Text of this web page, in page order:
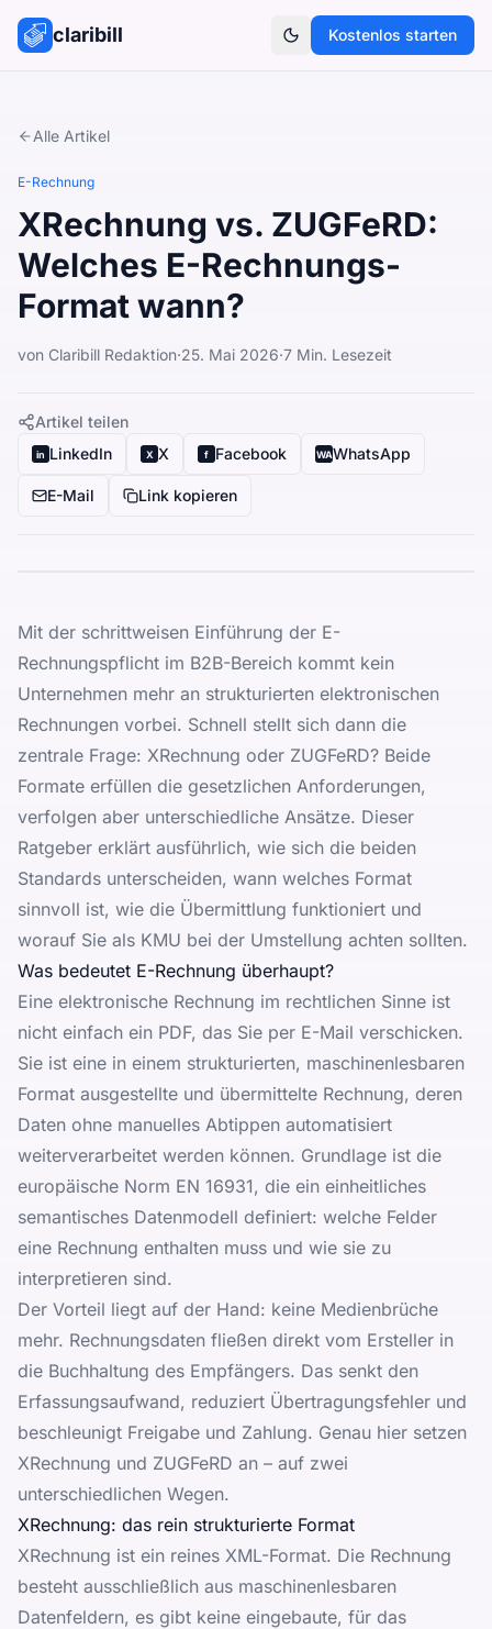
claribill Theme umschalten
Kostenlos starten
Alle Artikel
E-Rechnung
XRechnung vs. ZUGFeRD:
Welches E-Rechnungs-
Format wann?
von Claribill Redaktion·25. Mai 2026·7 Min. Lesezeit
Artikel teilen
in LinkedIn X X f Facebook WAWhatsApp
E-Mail Link kopieren
Mit der schrittweisen Einführung der E-
Rechnungspflicht im B2B-Bereich kommt kein
Unternehmen mehr an strukturierten elektronischen
Rechnungen vorbei. Schnell stellt sich dann die
zentrale Frage: XRechnung oder ZUGFeRD? Beide
Formate erfüllen die gesetzlichen Anforderungen,
verfolgen aber unterschiedliche Ansätze. Dieser
Ratgeber erklärt ausführlich, wie sich die beiden
Standards unterscheiden, wann welches Format
sinnvoll ist, wie die Übermittlung funktioniert und
worauf Sie als KMU bei der Umstellung achten sollten.
Was bedeutet E-Rechnung überhaupt?
Eine elektronische Rechnung im rechtlichen Sinne ist
nicht einfach ein PDF, das Sie per E-Mail verschicken.
Sie ist eine in einem strukturierten, maschinenlesbaren
Format ausgestellte und übermittelte Rechnung, deren
Daten ohne manuelles Abtippen automatisiert
weiterverarbeitet werden können. Grundlage ist die
europäische Norm EN 16931, die ein einheitliches
semantisches Datenmodell definiert: welche Felder
eine Rechnung enthalten muss und wie sie zu
interpretieren sind.
Der Vorteil liegt auf der Hand: keine Medienbrüche
mehr. Rechnungsdaten fließen direkt vom Ersteller in
die Buchhaltung des Empfängers. Das senkt den
Erfassungsaufwand, reduziert Übertragungsfehler und
beschleunigt Freigabe und Zahlung. Genau hier setzen
XRechnung und ZUGFeRD an – auf zwei
unterschiedlichen Wegen.
XRechnung: das rein strukturierte Format
XRechnung ist ein reines XML-Format. Die Rechnung
besteht ausschließlich aus maschinenlesbaren
Datenfeldern, es gibt keine eingebaute, für das